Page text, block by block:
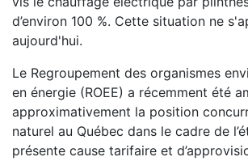
d’environ 100 %. Cette situation ne
aujourd'hui.
Le Regroupement des organismes
en énergie (ROEE) a récemment été
approximativement la position
naturel au Québec dans le cadre de
présente cause tarifaire et